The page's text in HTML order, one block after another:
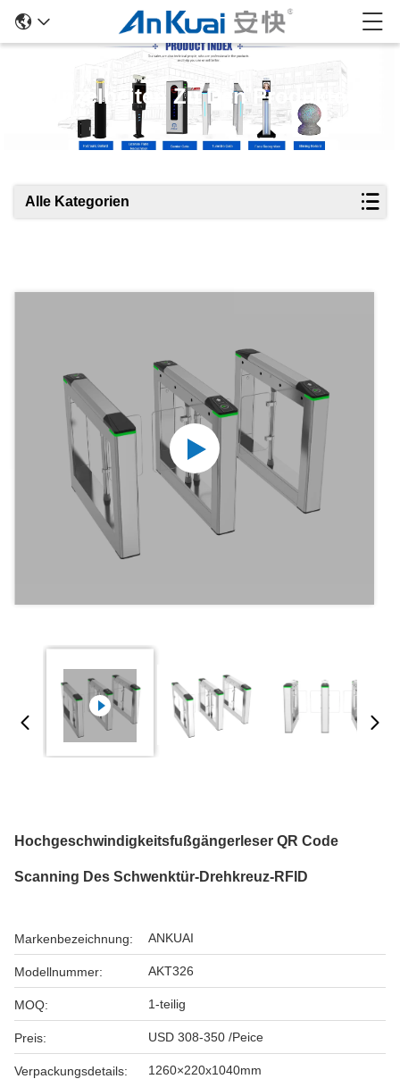
Einzelheiten Zu Den Produkten
Alle Kategorien
Hochgeschwindigkeitsfußgängerleser QR Code
Scanning Des Schwenktür-Drehkreuz-RFID
Markenbezeichnung: ANKUAI
Modellnummer: AKT326
MOQ: 1-teilig
Preis: USD 308-350 /Peice
Verpackungsdetails: 1260×220x1040mm